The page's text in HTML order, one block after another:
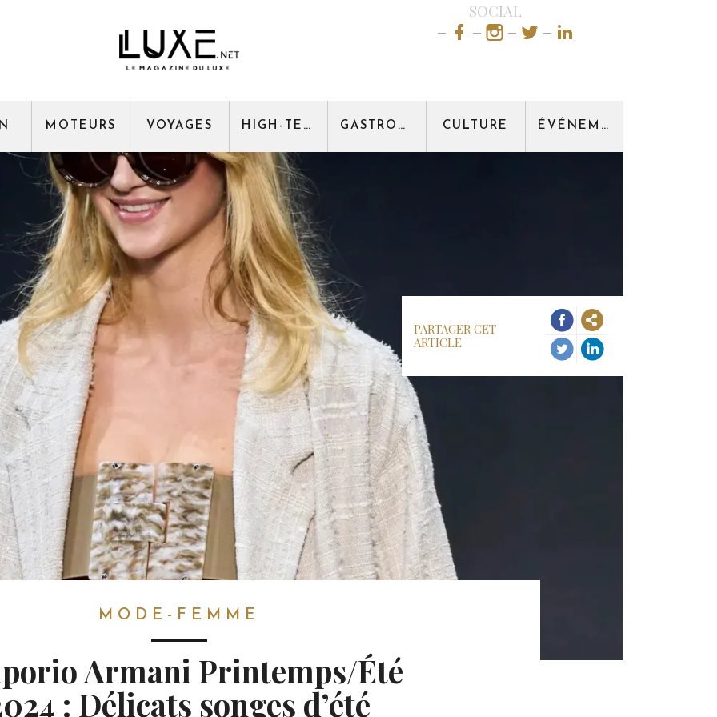
SOCIAL
MOTEURS VOYAGES HIGH-TECH GASTRONOMIE CULTURE ÉVÉNEMENT
PARTAGER CET
ARTICLE
MODE-FEMME
Armani Printemps/Été
: Délicats songes d’été